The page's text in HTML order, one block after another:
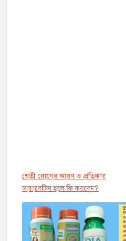
শ্বেতী রোগের কারণ ও প্রতিকার
ডায়াবেট্সি হলে কি করবেন?